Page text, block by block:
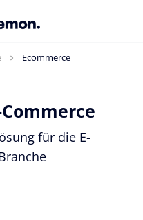
Ecommerce
für die E-